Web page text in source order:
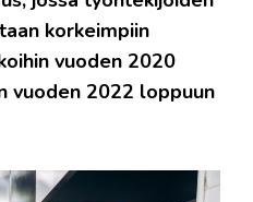
korkeimpiin
vuoden 2020
vuoden 2022 loppuun